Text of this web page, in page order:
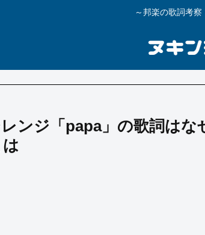
～邦楽の歌詞考察
レンジ「papa」の歌詞はな